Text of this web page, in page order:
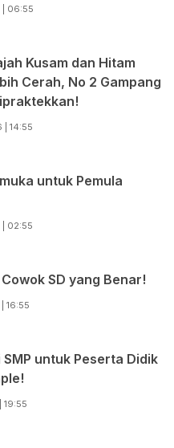
06:55
Kusam dan Hitam
Cerah, No 2 Gampang
14:55
untuk Pemula
02:55
SD yang Benar!
16:55
untuk Peserta Didik
19:55